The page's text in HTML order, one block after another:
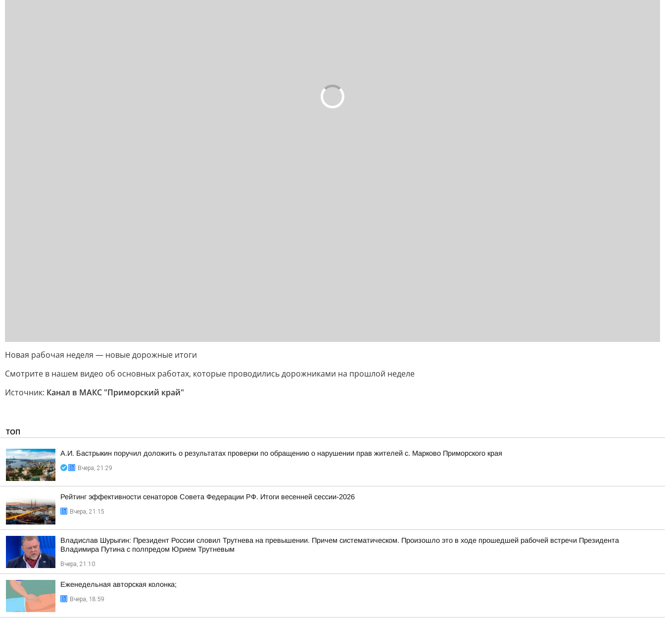
Новая рабочая неделя — новые дорожные итоги
Смотрите в нашем видео об основных работах, которые проводились дорожниками на прошлой неделе
Источник: Канал в МАКС "Приморский край"
ТОП
А.И. Бастрыкин поручил доложить о результатах проверки по обращению о нарушении прав жителей с. Марково Приморского края
Вчера, 21:29
Рейтинг эффективности сенаторов Совета Федерации РФ. Итоги весенней сессии-2026
Вчера, 21:15
Владислав Шурыгин: Президент России словил Трутнева на превышении. Причем систематическом. Произошло это в ходе прошедшей рабочей встречи Президента
Владимира Путина с полпредом Юрием Трутневым
Вчера, 21:10
Еженедельная авторская колонка;
Вчера, 18:59